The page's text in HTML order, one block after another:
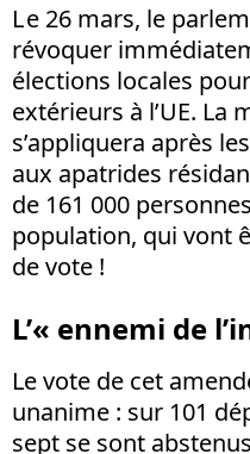
L e 26 mars, le
révoquer
élections locales
extérieurs à l’UE. La
s’appliquera après
aux apatrides
de 161 000
population, qui vont
de vote !
L’« ennemi de
Le vote de cet
unanime : sur 101
sept se sont